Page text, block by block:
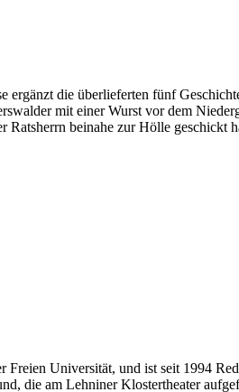
die überlieferten fünf
mit einer Wurst vor dem
beinahe zur Hölle geschickt
Freien Universität, und ist seit 1994
die am Lehniner Klostertheater